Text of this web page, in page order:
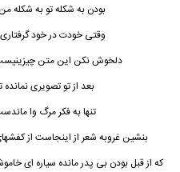
بودن به شکله تو به شکله
وقتی خودت در خود
دلخوش نکن این متن
بعد از تو تصویری نمانده
تنها به فکر مرگ وا
بنشین غروبه شعر از اینجاست از
که از قبل بودن بی پدر مانده سیاره ای